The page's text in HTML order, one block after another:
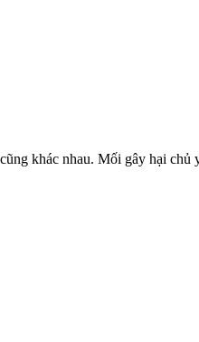
khác nhau. Mối gây hại